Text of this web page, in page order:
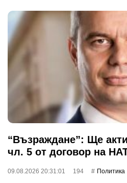
“Възраждане”: Ще
чл. 5 от договор на
09.08.2026 20:31:01 194 Политика